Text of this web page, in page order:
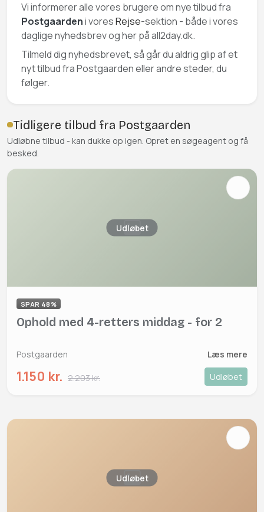
Vi informerer alle vores brugere om nye tilbud fra
Postgaardeni voresRejse-sektion - både i vores
daglige nyhedsbrev og her på all2day.dk.
Tilmeld dig nyhedsbrevet, så går du aldrig glip af et
nyt tilbud fra Postgaarden eller andre steder, du
følger.
Tidligere tilbud fra Postgaarden
Udløbne tilbud - kan dukke op igen. Opret en søgeagent og få
besked.
Udløbet
SPAR 48%
Ophold med 4-retters middag - for 2
Postgaarden Læs mere
1.150 kr. 2.203 kr. Udløbet
Udløbet